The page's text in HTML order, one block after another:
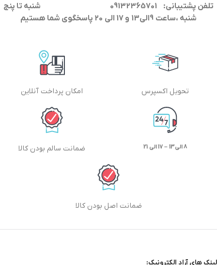
تلفن پشتیبانی: 09132365701
شنبه تا پنج
شنبه ،ساعت 9الی13 و 17 الی 20 پاسخگوی شما هستیم
تحویل اکسپرس امکان پرداخت آنلاین
8 الی13 – 17 الی 21 ضمانت سالم بودن کالا
ضمانت اصل بودن کالا
لینک های آراد الکترونیک: